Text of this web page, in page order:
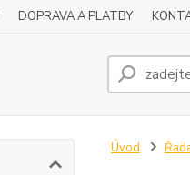
DOPRAVA A PLATBY
Úvod